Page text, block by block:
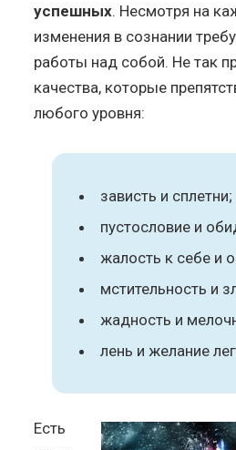
успешных. Несмотря на
изменения в сознании
работы над собой. Не так
качества, которые
любого уровня:
зависть и сплетни;
пустословие и
жалость к себе и
мстительность и
жадность и
лень и желание
Есть